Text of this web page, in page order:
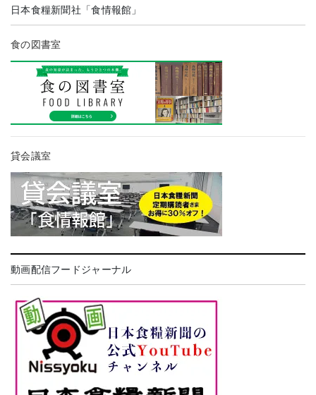
日本食糧新聞社「食情報館」
食の図書室
貸会議室
動画配信フードジャーナル